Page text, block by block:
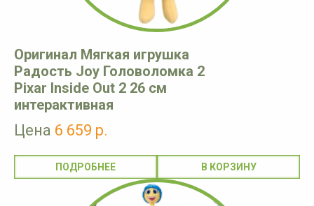
Оригинал Мягкая игрушка
Радость Joy Головоломка 2
Pixar Inside Out 2 26 см
интерактивная
Цена 6 659 р.
ПОДРОБНЕЕ